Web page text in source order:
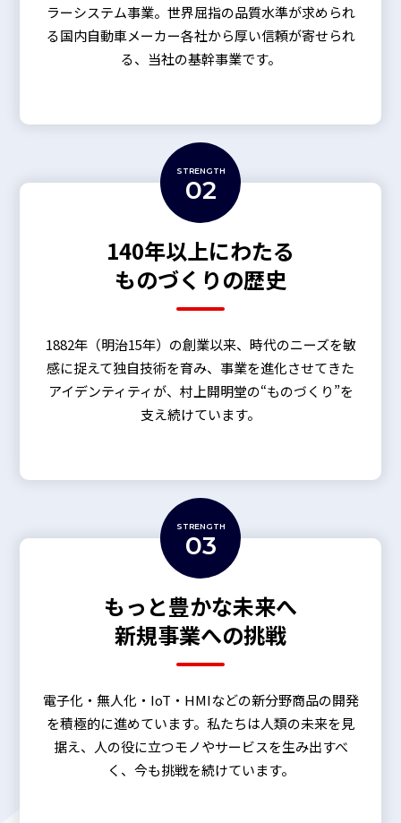
ラーシステム事業。世界屈指の品質水準が求められ
る国内自動車メーカー各社から厚い信頼が寄せられ
る、当社の基幹事業です。
STRENGTH
02
140年以上にわたる
ものづくりの歴史
1882年（明治15年）の創業以来、時代のニーズを敏
感に捉えて独自技術を育み、事業を進化させてきた
アイデンティティが、村上開明堂の“ものづくり”を
支え続けています。
STRENGTH
03
もっと豊かな未来へ
新規事業への挑戦
電子化・無人化・IoT・HMIなどの新分野商品の開発
を積極的に進めています。私たちは人類の未来を見
据え、人の役に立つモノやサービスを生み出すべ
く、今も挑戦を続けています。